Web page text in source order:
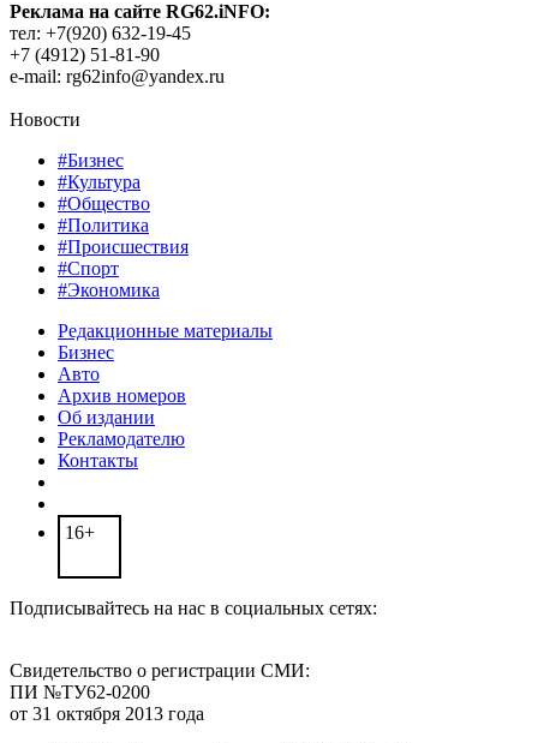
Реклама на сайте RG62.iNFO:
тел: +7(920) 632-19-45
+7 (4912) 51-81-90
e-mail: rg62info@yandex.ru
Новости
#Бизнес
#Культура
#Общество
#Политика
#Происшествия
#Спорт
#Экономика
Редакционные материалы
Бизнес
Авто
Архив номеров
Об издании
Рекламодателю
Контакты
16+
Подписывайтесь на нас в социальных сетях:
Свидетельство о регистрации СМИ:
ПИ №ТУ62-0200
от 31 октября 2013 года